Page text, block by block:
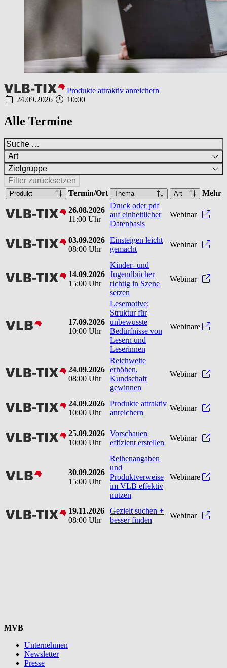
Produkte attraktiv anreichern
24.09.2026
10:00
Alle Termine
Art
Zielgruppe
Filter zurücksetzen
Produkt Termin/Ort Thema Art Mehr
vlbtix
26.08.2026
11:00 Uhr
Druck oder pdf
auf einheitlicher
Datenbasis
Webinar
vlbtix
03.09.2026
08:00 Uhr
Einsteigen leicht
gemacht
Webinar
vlbtix
14.09.2026
15:00 Uhr
Kinder- und
Jugendbücher
richtig in Szene
setzen
Webinar
vlb
17.09.2026
10:00 Uhr
Lesemotive:
Struktur für
unbewusste
Bedürfnisse von
Lesern und
Leserinnen
Webinare
vlbtix
24.09.2026
08:00 Uhr
Reichweite
erhöhen,
Kundschaft
gewinnen
Webinar
vlbtix
24.09.2026
10:00 Uhr
Produkte attraktiv
anreichern
Webinar
vlbtix
25.09.2026
10:00 Uhr
Vorschauen
effizient erstellen
Webinar
vlb
30.09.2026
15:00 Uhr
Reihenangaben
und
Produktverweise
im VLB effektiv
nutzen
Webinare
vlbtix
19.11.2026
08:00 Uhr
Gezielt suchen +
besser finden
Webinar
MVB
Unternehmen
Newsletter
Presse